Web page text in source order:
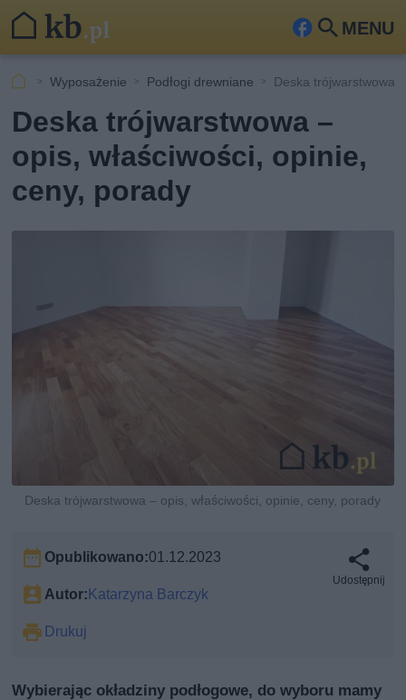
MENU
Fa
ook
Szu
kaj
Wyposażenie Podłogi drewniane Deska trójwarstwowa:
Deska trójwarstwowa –
opis, właściwości, opinie,
ceny, porady
Deska trójwarstwowa – opis, właściwości, opinie, ceny, porady
Opublikowano:01.12.2023
Autor:Katarzyna Barczyk
Drukuj
Udostępnij
Wybierając okładziny podłogowe, do wyboru mamy